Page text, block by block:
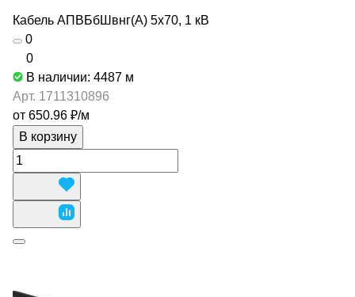
Кабель АПВБбШвнг(А) 5х70, 1 кВ
0
0
В наличии: 4487 м
Арт. 1711310896
от 650.96 ₽/м
В корзину